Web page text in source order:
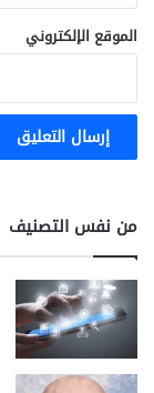
ل
ت
م
م
ا
الموقع الإلكتروني
من نفس التصنيف